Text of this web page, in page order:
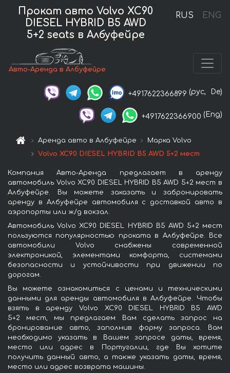
RUS ENG
Прокат авто Volvo XC90
DIESEL HYBRID B5 AWD
5+2 seats в Албуфейре
Авто-Аренда в Албуфейре
+4917622366899 (рус, De)
+4917622366900 (Eng)
Аренда авто в Албуфейре
Марка Volvo
Volvo XC90 DIESEL HYBRID B5 AWD 5+2 мест
Компания Авто-Аренда предлагает в аренду
автомобиль Volvo XC90 DIESEL HYBRID B5 AWD 5+2 мест в
Албуфейре. Вы можете заказать и забронировать
аренду в Албуфейре автомобиля с доставкой авто в
аэропорты или ж/д вокзал.
Автомобиль Volvo XC90 DIESEL HYBRID B5 AWD 5+2 мест
пользуются популярностью проката в Албуфейре. Все
автомобили Volvo снабжены современной
электроникой, элементами комфорта, системами
безопасности и устойчивости при движении по
дорогам.
Вы можете ознакомиться с ценами и техническими
данными для аренды автомобиля в Албуфейре. Чтобы
взять в аренду Volvo XC90 DIESEL HYBRID B5 AWD
5+2 мест, мы предлагаем Вам сделать запрос на
бронирование авто, заполнив форму запроса. Вам
необходимо указать в Вашем запросе даты, время,
место или адрес в Португалии, где Вы хотите
получить данный авто, а также указать даты, время,
место или адрес возврата машины.